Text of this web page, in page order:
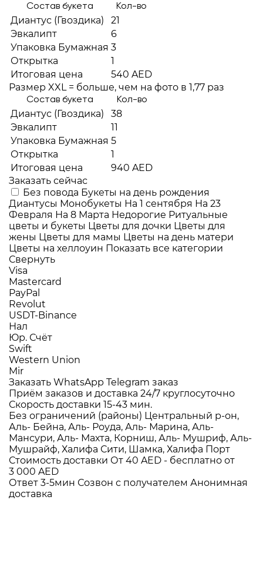
Состав букета Кол-во
Диантус (Гвоздика)
21
Эвкалипт
6
Упаковка Бумажная 3
Открытка
1
Итоговая цена
540 AED
Размер XXL = больше, чем на фото в 1,77 раз
Состав букета Кол-во
Диантус (Гвоздика)
38
Эвкалипт
11
Упаковка Бумажная 5
Открытка
1
Итоговая цена
940 AED
Заказать сейчас
Без повода Букеты на день рождения
Диантусы Монобукеты На 1 сентября На 23
Февраля На 8 Марта Недорогие Ритуальные
цветы и букеты Цветы для дочки Цветы для
жены Цветы для мамы Цветы на день матери
Цветы на хеллоуин Показать все категории
Свернуть
Visa
Mastercard
PayPal
Revolut
USDT-Binance
Нал
Юр. Счёт
Swift
Western Union
Mir
Заказать WhatsApp Telegram заказ
Приём заказов и доставка 24/7 круглосуточно
Скорость доставки 15-43 мин.
Без ограничений (районы) Центральный р-он,
Аль- Бейна, Аль- Роуда, Аль- Марина, Аль-
Мансури, Аль- Махта, Корниш, Аль- Мушриф, Аль-
Мушрайф, Халифа Сити, Шамка, Халифа Порт
Стоимость доставки От 40 AED - бесплатно от
3 000 AED
Ответ 3-5мин Созвон с получателем Анонимная
доставка